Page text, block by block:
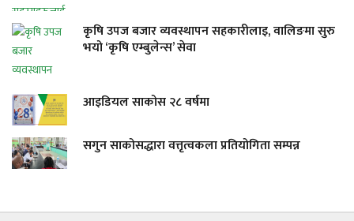
कृषि उपज बजार व्यवस्थापन सहकारीलाइ, वालिङमा सुरु
भयो ‘कृषि एम्बुलेन्स’ सेवा
आइडियल साकोस २८ वर्षमा
सगुन साकोसद्धारा वत्तृत्वकला प्रतियोगिता सम्पन्न